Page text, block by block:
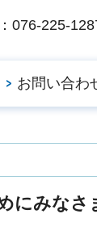
076-225-
にみな